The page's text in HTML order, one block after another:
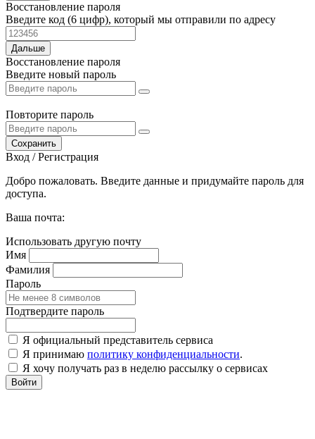
Восстановление пароля
Введите код (6 цифр), который мы отправили по адресу
Дальше
Восстановление пароля
Введите новый пароль
Повторите пароль
Сохранить
Вход / Регистрация
Добро пожаловать. Введите данные и придумайте пароль для
доступа.
Ваша почта:
Использовать другую почту
Имя
Фамилия
Пароль
Подтвердите пароль
Я официальный представитель сервиса
Я принимаю политику конфиденциальности.
Я хочу получать раз в неделю рассылку о сервисах
Войти